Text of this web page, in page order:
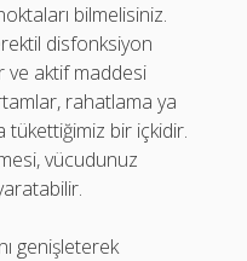
bilmelisiniz.
disfonksiyon
ve aktif maddesi
rahatlama ya
tükettiğimiz bir içkidir.
vücudunuz
genişleterek